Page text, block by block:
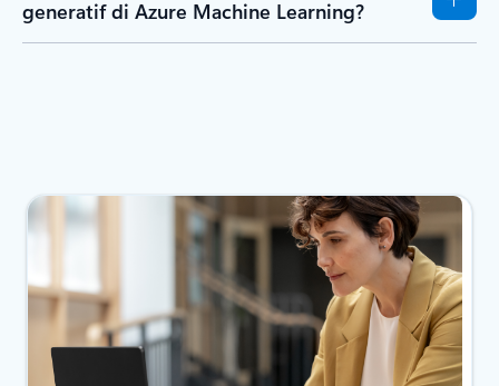
generatif di Azure Machine Learning?